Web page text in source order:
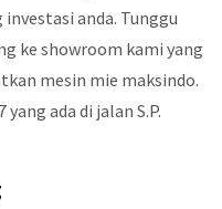
anda. Tunggu
ke showroom kami yang
mesin mie maksindo.
ada di jalan S.P.